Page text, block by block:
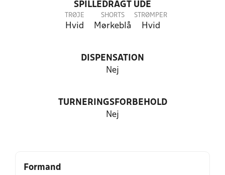
SPILLEDRAGT UDE
TRØJE
Hvid
SHORTS
Mørkeblå
STRØMPER
Hvid
DISPENSATION
Nej
TURNERINGSFORBEHOLD
Nej
Formand